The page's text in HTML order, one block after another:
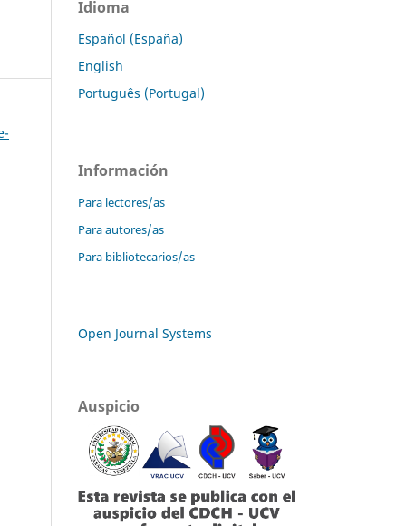
Idioma
Español (España)
English
Português (Portugal)
Información
Para lectores/as
Para autores/as
Para bibliotecarios/as
Open Journal Systems
Auspicio